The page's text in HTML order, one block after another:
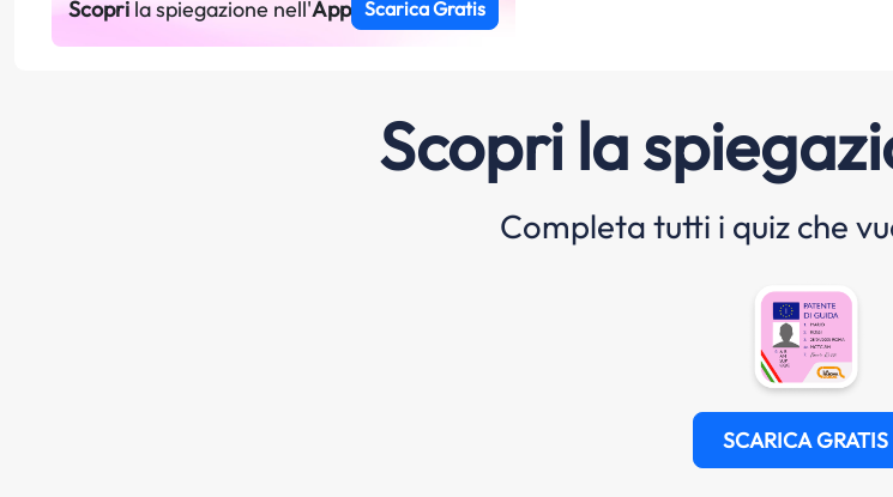
Scoprila spiegazione nell'App Scarica Gratis
Scopri la
Completa tutti i quiz che
SCARICA GRATIS